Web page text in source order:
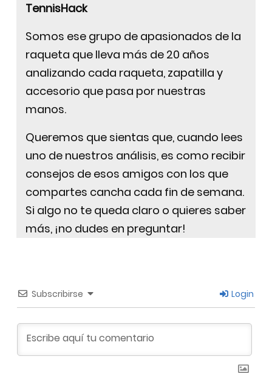
TennisHack
Somos ese grupo de apasionados de la
raqueta que lleva más de 20 años
analizando cada raqueta, zapatilla y
accesorio que pasa por nuestras
manos.
Queremos que sientas que, cuando lees
uno de nuestros análisis, es como recibir
consejos de esos amigos con los que
compartes cancha cada fin de semana.
Si algo no te queda claro o quieres saber
más, ¡no dudes en preguntar!
Subscribirse Login